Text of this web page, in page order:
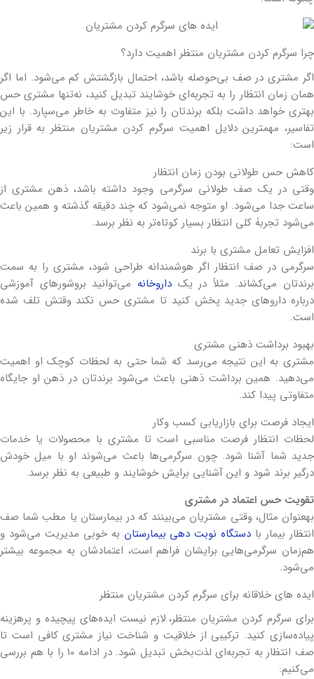
چرا سرگرم کردن مشتریان منتظر اهمیت دارد؟
اگر مشتری در صف بی‌حوصله باشد، احتمال بازگشتش کم می‌شود. اما اگر
همان زمان انتظار را به تجربه‌ای خوشایند تبدیل کنید، نه‌تنها مشتری حس
بهتری خواهد داشت بلکه برندتان را نیز متفاوت به خاطر می‌سپارد. با این
تفاسیر، مهمترین دلایل اهمیت سرگرم کردن مشتریان منتظر به قرار زیر
است:
کاهش حس طولانی بودن زمان انتظار
وقتی در یک صف طولانی سرگرمی وجود داشته باشد، ذهن مشتری از
ساعت جدا می‌شود. او متوجه نمی‌شود که چند دقیقه گذشته و همین باعث
می‌شود تجربۀ کلی انتظار بسیار کوتاه‌تر به نظر برسد.
افزایش تعامل مشتری با برند
سرگرمی در صف انتظار اگر هوشمندانه طراحی شود، مشتری را به سمت
برندتان می‌کشاند. مثلاً در یکداروخانه می‌توانید بروشورهای آموزشی
درباره داروهای جدید پخش کنید تا مشتری حس نکند وقتش تلف شده
است.
بهبود برداشت ذهنی مشتری
مشتری به این نتیجه می‌رسد که شما حتی به لحظات کوچک او اهمیت
می‌دهید. همین برداشت ذهنی باعث می‌شود برندتان در ذهن او جایگاه
متفاوتی پیدا کند.
ایجاد فرصت برای بازاریابی کسب و‎کار
لحظات انتظار فرصت مناسبی است تا مشتری با محصولات یا خدمات
جدید شما آشنا شود. چون سرگرمی‌ها باعث می‌شوند او با میل خودش
درگیر برند شود و این آشنایی برایش خوشایند و طبیعی به نظر برسد.
تقویت حس اعتماد در مشتری
به‎عنوان مثال، وقتی مشتریان می‌بینند که در بیمارستان یا مطب شما صف
انتظار بیمار با دستگاه نوبت دهی بیمارستان به خوبی مدیریت می‌شود و
هم‌زمان سرگرمی‌هایی برایشان فراهم است، اعتمادشان به مجموعه بیشتر
می‌شود.
ایده ‎های خلاقانه برای سرگرم کردن مشتریان منتظر
برای سرگرم کردن مشتریان منتظر، لازم نیست ایده‌های پیچیده و پرهزینه
پیاده‌سازی کنید. ترکیبی از خلاقیت و شناخت نیاز مشتری کافی است تا
صف انتظار به تجربه‌ای لذت‌بخش تبدیل شود. در ادامه ۱۰ را با هم بررسی
می‌کنیم: